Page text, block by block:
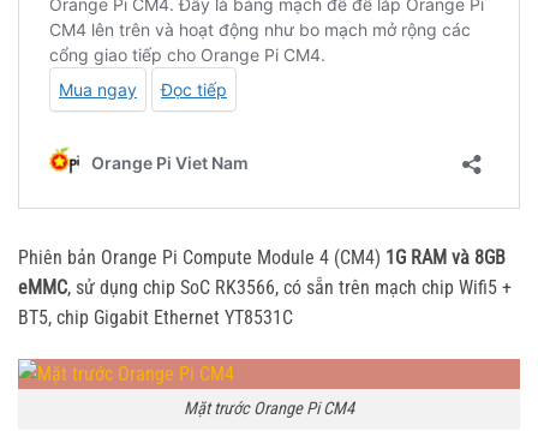
Phiên bản Orange Pi Compute Module 4 (CM4) 1G RAM và 8GB
eMMC, sử dụng chip SoC RK3566, có sẵn trên mạch chip Wifi5 +
BT5, chip Gigabit Ethernet YT8531C
Mặt trước Orange Pi CM4